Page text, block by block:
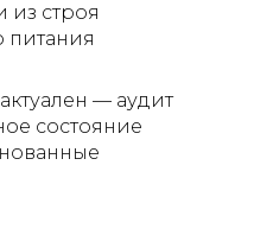
из строя
питания
— аудит
состояние